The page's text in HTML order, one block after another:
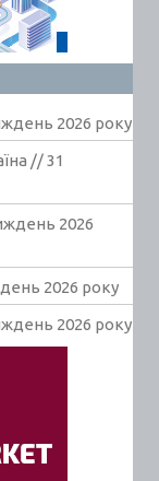
2026 року
// 31
2026
2026 року
2026 року